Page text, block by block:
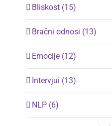
Bliskost (15)
Bračni odnosi (13)
Emocije (12)
Intervjui (13)
NLP (6)